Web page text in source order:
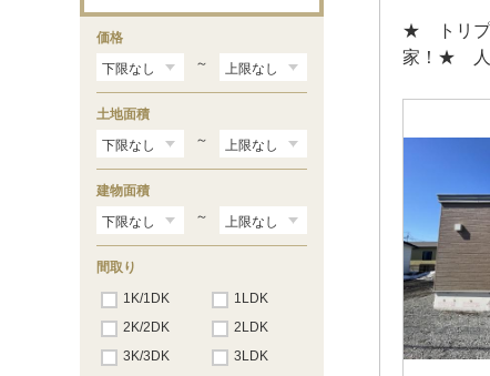
★ トリプ
家！★ 人
価格
～
土地面積
～
建物面積
～
間取り
1K/1DK
1LDK
2K/2DK
2LDK
3K/3DK
3LDK